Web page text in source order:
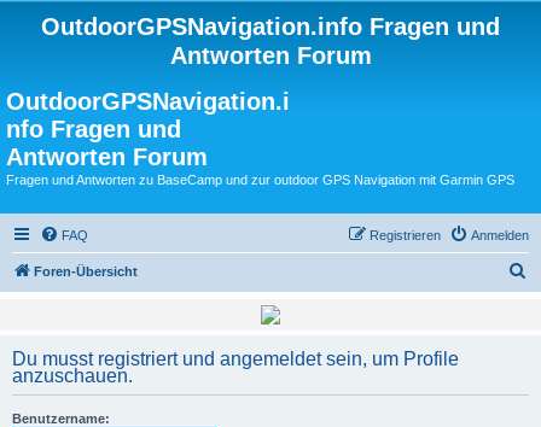
OutdoorGPSNavigation.info Fragen und
Antworten Forum
OutdoorGPSNavigation.i
nfo Fragen und
Antworten Forum
Fragen und Antworten zu BaseCamp und zur outdoor GPS Navigation mit Garmin GPS
FAQ Anmelden
Registrieren
Foren-Übersicht
Du musst registriert und angemeldet sein, um Profile
anzuschauen.
Benutzername: